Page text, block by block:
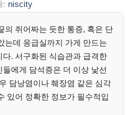
: niscity
의 쥐어짜는 듯한 통증, 혹은 단
는데 응급실까지 가게 만드는
. 서구화된 식습관과 급격한
에게 담석증은 더 이상 낯선
담낭염이나 췌장염 같은 심각
있어 정확한 정보가 필수적입